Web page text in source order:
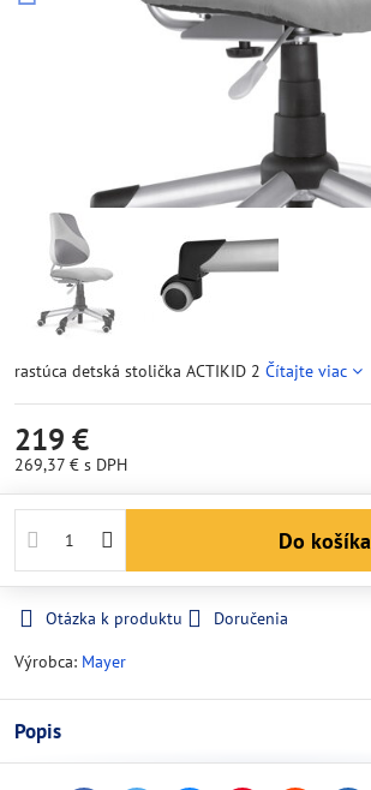
rastúca detská stolička ACTIKID 2 Čítajte viac
219 €
269,37 € s DPH
Do košíka
Otázka k produktu
Doručenia
Výrobca: Mayer
Popis